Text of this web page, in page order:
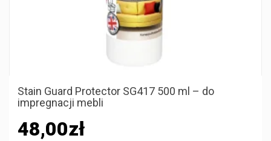
Stain Guard Protector SG417 500 ml – do
impregnacji mebli
48,00zł